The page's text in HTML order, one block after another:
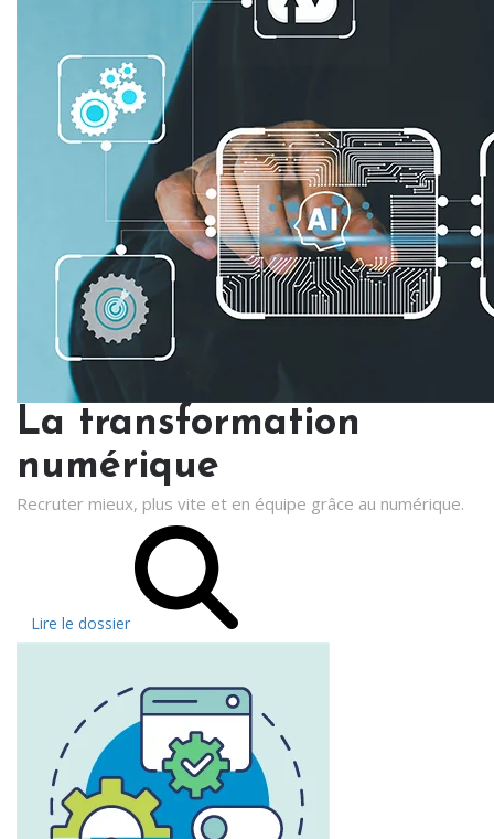
La transformation
numérique
Recruter mieux, plus vite et en équipe grâce au numérique.
Lire le dossier